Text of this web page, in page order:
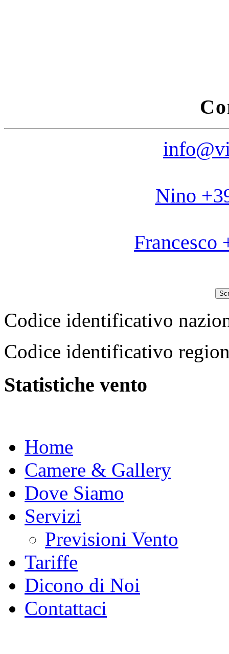
Nino
Francesco
Codice identificativo
Codice identificativo
Statistiche vento
Home
Camere & Gallery
Dove Siamo
Servizi
Previsioni Vento
Tariffe
Dicono di Noi
Contattaci